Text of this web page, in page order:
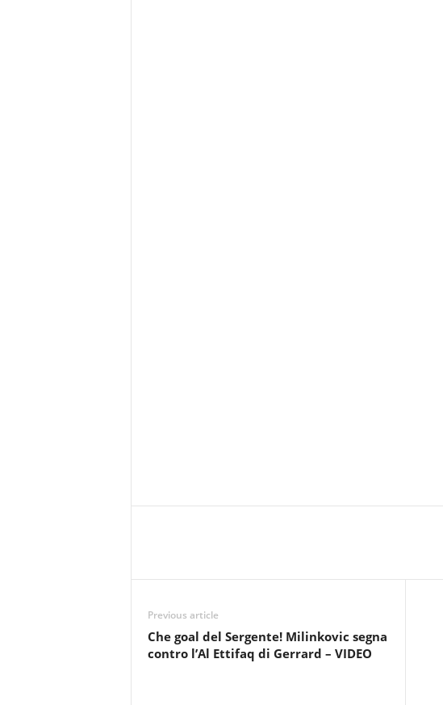
Previous article
Che goal del Sergente! Milinkovic segna
contro l’Al Ettifaq di Gerrard – VIDEO